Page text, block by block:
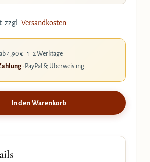
zzgl. Versandkosten
ab 4,90 € · 1–2 Werktage
· PayPal & Überweisung
In den Warenkorb